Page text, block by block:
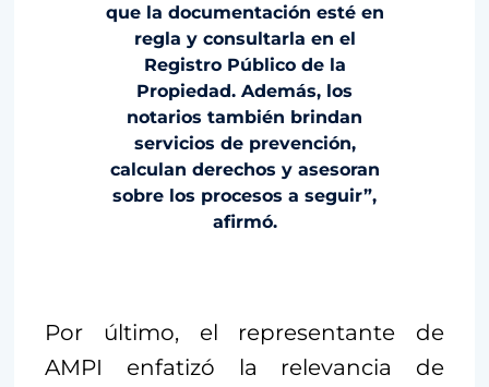
que la documentación esté en
regla y consultarla en el
Registro Público de la
Propiedad. Además, los
notarios también brindan
servicios de prevención,
calculan derechos y asesoran
sobre los procesos a seguir”,
afirmó.
Por último, el representante de
AMPI enfatizó la relevancia de